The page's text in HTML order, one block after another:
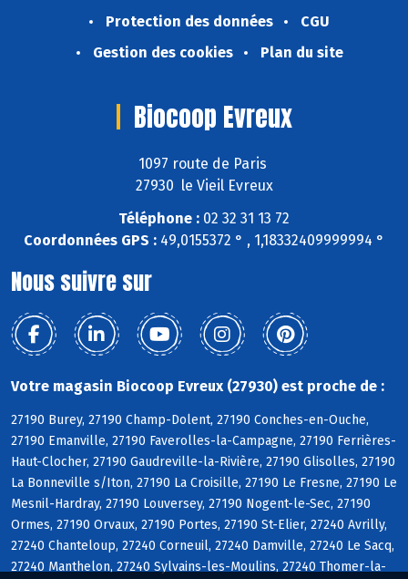
Protection des données
CGU
Gestion des cookies
Plan du site
Biocoop Evreux
1097 route de Paris
27930 le Vieil Evreux
Téléphone : 02 32 31 13 72
Coordonnées GPS : 49,0155372 ° , 1,18332409999994 °
Nous suivre sur
Votre magasin Biocoop Evreux (27930) est proche de :
27190 Burey, 27190 Champ-Dolent, 27190 Conches-en-Ouche,
27190 Emanville, 27190 Faverolles-la-Campagne, 27190 Ferrières-
Haut-Clocher, 27190 Gaudreville-la-Rivière, 27190 Glisolles, 27190
La Bonneville s/Iton, 27190 La Croisille, 27190 Le Fresne, 27190 Le
Mesnil-Hardray, 27190 Louversey, 27190 Nogent-le-Sec, 27190
Ormes, 27190 Orvaux, 27190 Portes, 27190 St-Elier, 27240 Avrilly,
27240 Chanteloup, 27240 Corneuil, 27240 Damville, 27240 Le Sacq,
27240 Manthelon, 27240 Sylvains-les-Moulins, 27240 Thomer-la-